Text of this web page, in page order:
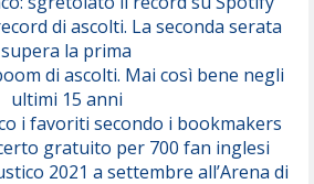
di ascolti. La seconda serata
supera la prima
di ascolti. Mai così bene negli
ultimi 15 anni
i favoriti secondo i bookmakers
gratuito per 700 fan inglesi
2021 a settembre all’Arena di